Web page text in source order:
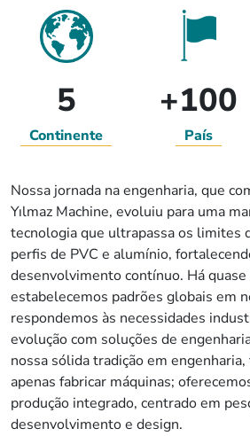
5
Continente
+100
País
Nossa jornada na engenharia, que
Yılmaz Machine, evoluiu para uma
tecnologia que ultrapassa os limites
perfis de PVC e alumínio,
desenvolvimento contínuo. Há quase
estabelecemos padrões globais em
respondemos às necessidades
evolução com soluções de
nossa sólida tradição em
apenas fabricar máquinas;
produção integrado, centrado em
desenvolvimento e design.